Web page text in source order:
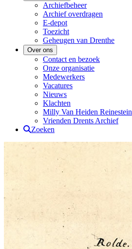
Archiefbeheer
Archief overdragen
E-depot
Toezicht
Geheugen van Drenthe
Over ons
Contact en bezoek
Onze organisatie
Medewerkers
Vacatures
Nieuws
Klachten
Milly Van Heiden Reinestein
Vrienden Drents Archief
Zoeken
Drents Archief